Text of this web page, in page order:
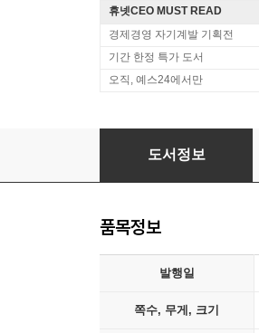
휴넷CEO MUST READ
경제경영 자기계발 기획전
기간 한정 특가 도서
오직, 예스24에서만
더 시스템 THE SYSTEM
도서정보
품목정보
발행일
쪽수, 무게, 크기